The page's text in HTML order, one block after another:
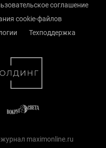
соглашение
cookie-файлов
Техподдержка
maximonline.ru